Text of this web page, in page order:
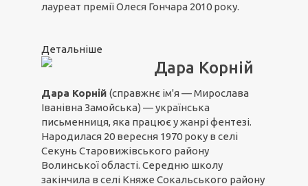
лауреат премії Олеся Гончара 2010 року.
Детальніше
Дара Корній
Дара Корній (справжнє ім'я — Мирослава
Іванівна Замойська) — українська
письменниця, яка працює у жанрі фентезі.
Народилася 20 вересня 1970 року в селі
Секунь Старовижівського району
Волинської області. Середню школу
закінчила в селі Княже Сокальського району